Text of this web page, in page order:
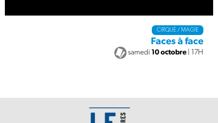
CIRQUE / MAGIE
Faces à face
samedi 10 octobre | 17H